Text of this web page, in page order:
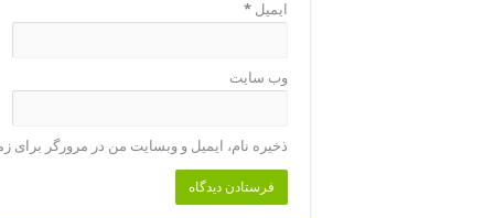
ایمیل *
وب‌ سایت
ذخیره نام، ایمیل و وبسایت من در مرورگر برای